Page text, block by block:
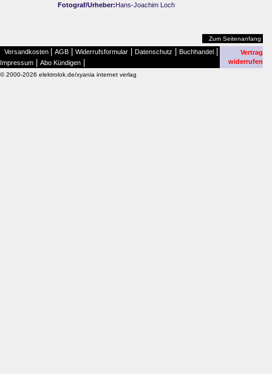
Fotograf/Urheber:Hans-Joachim Loch
Zum Seitenanfang
Versandkosten AGB Widerrufsformular Datenschutz Buchhandel
Impressum Abo Kündigen
Vertrag
widerrufen
© 2000-2026 elektrolok.de/xyania internet verlag